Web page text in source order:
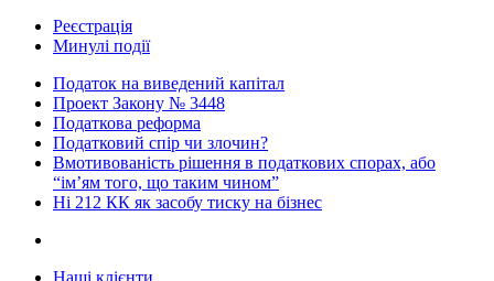
Реєстрація
Минулі події
Податок на виведений капітал
Проект Закону № 3448
Податкова реформа
Податковий спір чи злочин?
Вмотивованість рішення в податкових спорах, або
“ім’ям того, що таким чином”
Ні 212 КК як засобу тиску на бізнес